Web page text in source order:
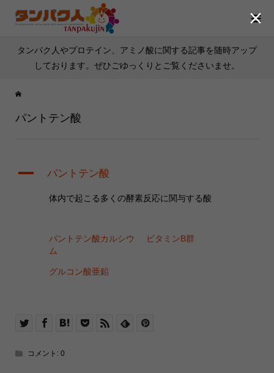
タンパク人やプロテイン、アミノ酸に関する記事を随時アップ
しております。ぜひごゆっくりとご覧くださいませ。
パントテン酸
A パントテン酸
体内で起こる多くの酵素反応に関与する酸
パントテン酸カルシウ
ム
ビタミンB群
グルコン酸亜鉛
コメント: 0
